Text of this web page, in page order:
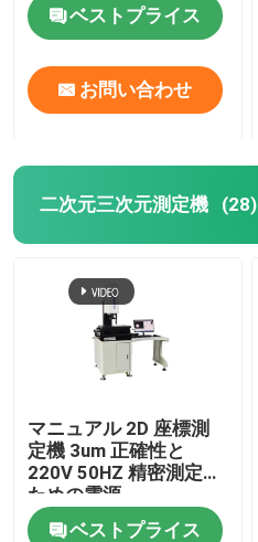
ベストプライス
お問い合わせ
二次元三次元測定機 (28)
マニュアル 2D 座標測
定機 3um 正確性と
220V 50HZ 精密測定の
ための電源
ベストプライス